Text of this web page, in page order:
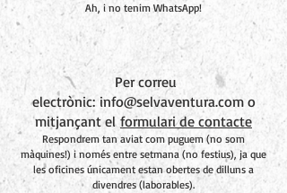
Ah, i no tenim WhatsApp!
Per correu
electrònic: info@selvaventura.com o
mitjançant el formulari de contacte
Respondrem tan aviat com puguem (no som
màquines!) i només entre setmana (no festius), ja que
les oficines únicament estan obertes de dilluns a
divendres (laborables).